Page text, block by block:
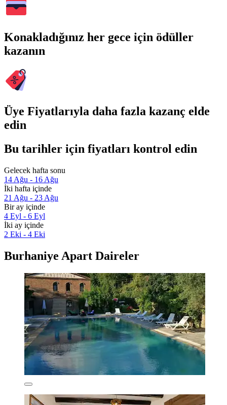
Konakladığınız her gece için ödüller
kazanın
Üye Fiyatlarıyla daha fazla kazanç elde
edin
Bu tarihler için fiyatları kontrol edin
Gelecek hafta sonu
14 Ağu - 16 Ağu
İki hafta içinde
21 Ağu - 23 Ağu
Bir ay içinde
4 Eyl - 6 Eyl
İki ay içinde
2 Eki - 4 Eki
Burhaniye Apart Daireler